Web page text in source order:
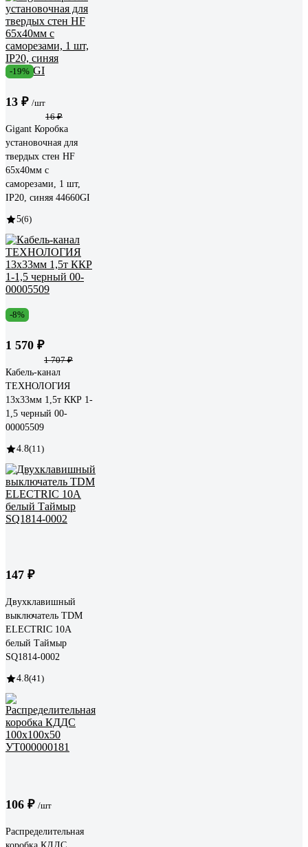
-19%
13 ₽ /шт
16 ₽
Gigant Коробка
установочная для
твердых стен HF
65x40мм с
саморезами, 1 шт,
IP20, синяя 44660GI
5(6)
-8%
1 570 ₽
1 707 ₽
Кабель-канал
ТЕХНОЛОГИЯ
13x33мм 1,5т ККР 1-
1,5 черный 00-
00005509
4.8(11)
147 ₽
Двухклавишный
выключатель TDM
ELECTRIC 10А
белый Таймыр
SQ1814-0002
4.8(41)
106 ₽ /шт
Распределительная